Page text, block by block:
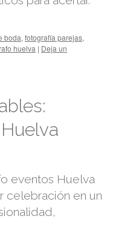
boda, fotografía parejas,
huelva | Deja un
eventos Huelva
celebración en un